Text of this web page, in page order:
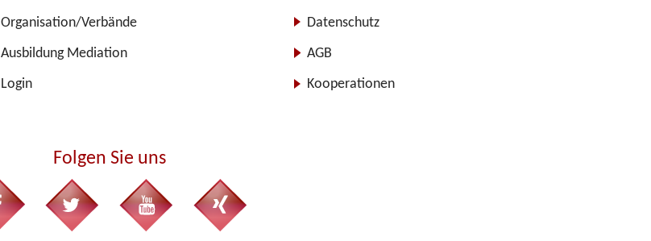
Organisation/Verbände
Ausbildung Mediation
Login
Datenschutz
AGB
Kooperationen
Folgen Sie uns